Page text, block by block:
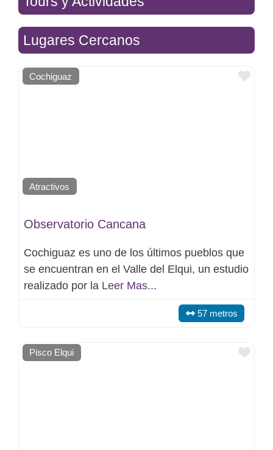
Lugares Cercanos
Cochiguaz
Atractivos
Observatorio Cancana
Cochiguaz es uno de los últimos pueblos que
se encuentran en el Valle del Elqui, un estudio
realizado por la Leer Mas...
57 metros
Pisco Elqui